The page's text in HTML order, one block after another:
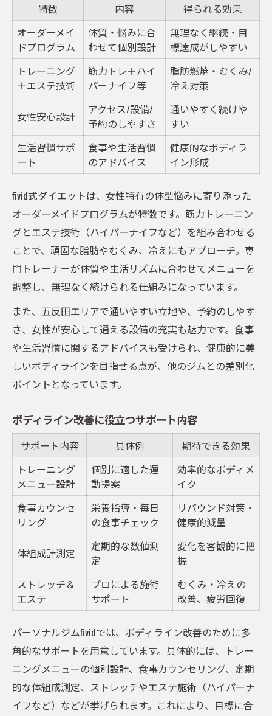
特徴 内容
得られる効果
オーダーメイ
ドプログラム
体質・悩みに合
わせて個別設計
無理なく継続・目
標達成がしやすい
トレーニング
＋エステ技術
筋力トレ＋ハイ
パーナイフ等
脂肪燃焼・むくみ/
冷え対策
女性安心設計
アクセス/設備/
予約のしやすさ
通いやすく続けや
すい
生活習慣サポ
ート
食事や生活習慣
のアドバイス
健康的なボディラ
イン形成
fivid式ダイエットは、女性特有の体型悩みに寄り添った
オーダーメイドプログラムが特徴です。筋力トレーニン
グとエステ技術（ハイパーナイフなど）を組み合わせる
ことで、頑固な脂肪やむくみ、冷えにもアプローチ。専
門トレーナーが体質や生活リズムに合わせてメニューを
調整し、無理なく続けられる仕組みになっています。
また、五反田エリアで通いやすい立地や、予約のしやす
さ、女性が安心して通える設備の充実も魅力です。食事
や生活習慣に関するアドバイスも受けられ、健康的に美
しいボディラインを目指せる点が、他のジムとの差別化
ポイントとなっています。
ボディライン改善に役立つサポート内容
サポート内容 具体例
期待できる効果
トレーニング
メニュー設計
個別に適した運
動提案
効率的なボディメ
イク
食事カウンセ
リング
栄養指導・毎日
の食事チェック
リバウンド対策・
健康的減量
体組成計測定
定期的な数値測
定
変化を客観的に把
握
ストレッチ＆
エステ
プロによる施術
サポート
むくみ・冷えの
改善、疲労回復
パーソナルジムfividでは、ボディライン改善のために多
角的なサポートを用意しています。具体的には、トレー
ニングメニューの個別設計、食事カウンセリング、定期
的な体組成測定、ストレッチやエステ施術（ハイパーナ
イフなど）などが挙げられます。これにより、目標に合